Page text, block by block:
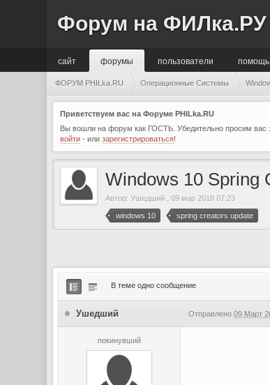
Форум на ФИЛка.РУ
сайт помощь
форумы пользователи
ФОРУМ PHILka.RU Операционные Системы
Приветствуем вас на Форуме PHILka.RU
Вы вошли на форум как ГОСТЬ. Убедительно просим вас
войти - илизарегистрироваться!
Windows 10 Spring
Автор:Ушедший ,09 мар 2018 07:23
windows 10 spring creators update
В теме одно сообщение
Ушедший Отправлено09 Март
покинувший